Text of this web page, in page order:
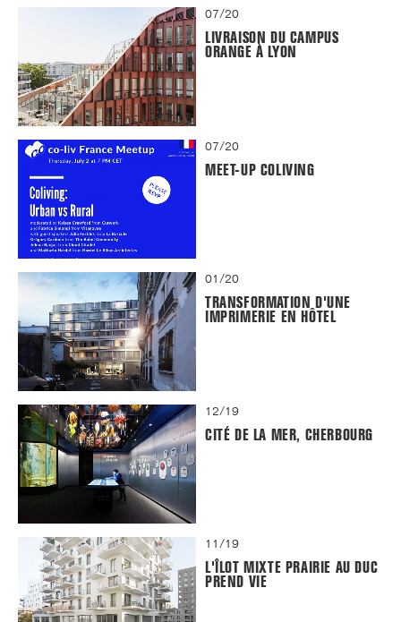
07/20
LIVRAISON DU CAMPUS
ORANGE À LYON
07/20
MEET-UP COLIVING
01/20
TRANSFORMATION D'UNE
IMPRIMERIE EN HÔTEL
12/19
CITÉ DE LA MER, CHERBOURG
11/19
L'ÎLOT MIXTE PRAIRIE AU DUC
PREND VIE